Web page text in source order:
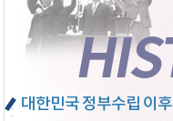
대한민국 정부수립 이후